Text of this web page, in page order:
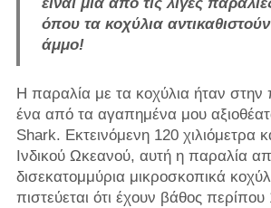
όπου τα κοχύλια
άμμο!
Η παραλία με τα κοχύλια ήταν στην
ένα από τα αγαπημένα μου
Shark. Εκτεινόμενη 120 χιλιόμετρα
Ινδικού Ωκεανού, αυτή η παραλία
δισεκατομμύρια μικροσκοπικά
πιστεύεται ότι έχουν βάθος